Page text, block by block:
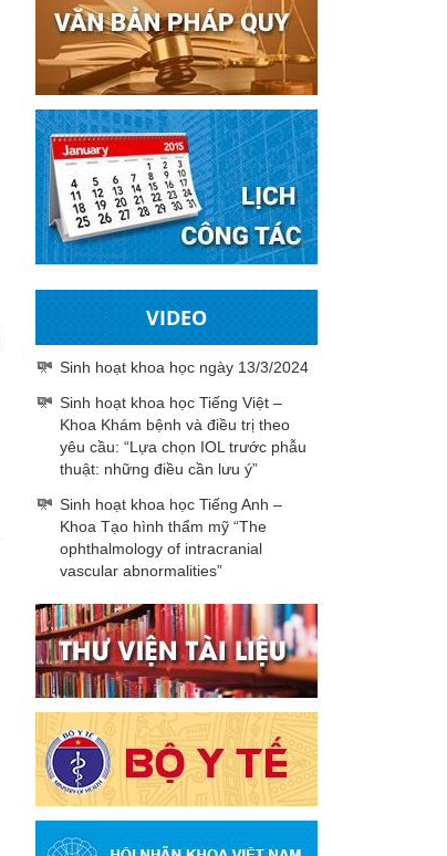
VIDEO
Sinh hoạt khoa học ngày 13/3/2024
Sinh hoạt khoa học Tiếng Việt –
Khoa Khám bệnh và điều trị theo
yêu cầu: “Lựa chọn IOL trước phẫu
thuật: những điều cần lưu ý”
Sinh hoạt khoa học Tiếng Anh –
Khoa Tạo hình thẩm mỹ “The
ophthalmology of intracranial
vascular abnormalities”